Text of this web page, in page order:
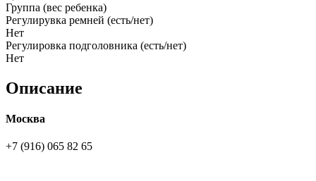
Группа (вес ребенка)
Регулирувка ремней (есть/нет)
Нет
Регулировка подголовника (есть/нет)
Нет
Описание
Москва
+7 (916) 065 82 65